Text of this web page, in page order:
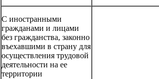
С иностранными
гражданами и лицами
без гражданства, законно
въехавшими в страну для
осуществления трудовой
деятельности на ее
территории